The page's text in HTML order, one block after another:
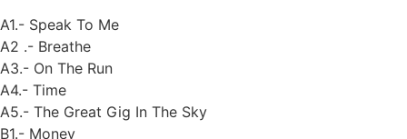
A1.- Speak To Me
A2 .- Breathe
A3.- On The Run
A4.- Time
A5.- The Great Gig In The Sky
B1.- Money